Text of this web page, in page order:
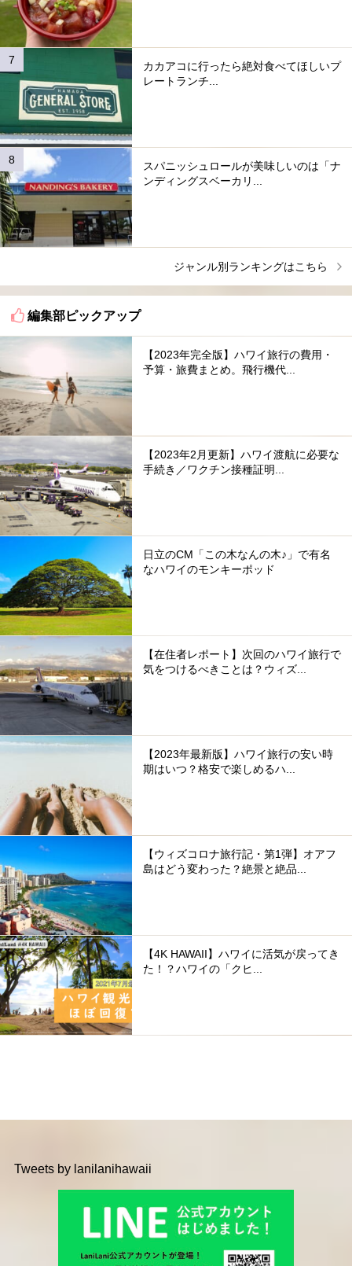
カカアコに行ったら絶対食べてほしいプ
レートランチ...
スパニッシュロールが美味しいのは「ナ
ンディングスベーカリ...
ジャンル別ランキングはこちら
編集部ピックアップ
【2023年完全版】ハワイ旅行の費用・
予算・旅費まとめ。飛行機代...
【2023年2月更新】ハワイ渡航に必要な
手続き／ワクチン接種証明...
日立のCM「この木なんの木♪」で有名
なハワイのモンキーポッド
【在住者レポート】次回のハワイ旅行で
気をつけるべきことは？ウィズ...
【2023年最新版】ハワイ旅行の安い時
期はいつ？格安で楽しめるハ...
【ウィズコロナ旅行記・第1弾】オアフ
島はどう変わった？絶景と絶品...
【4K HAWAII】ハワイに活気が戻ってき
た！？ハワイの「クヒ...
Tweets by lanilanihawaii